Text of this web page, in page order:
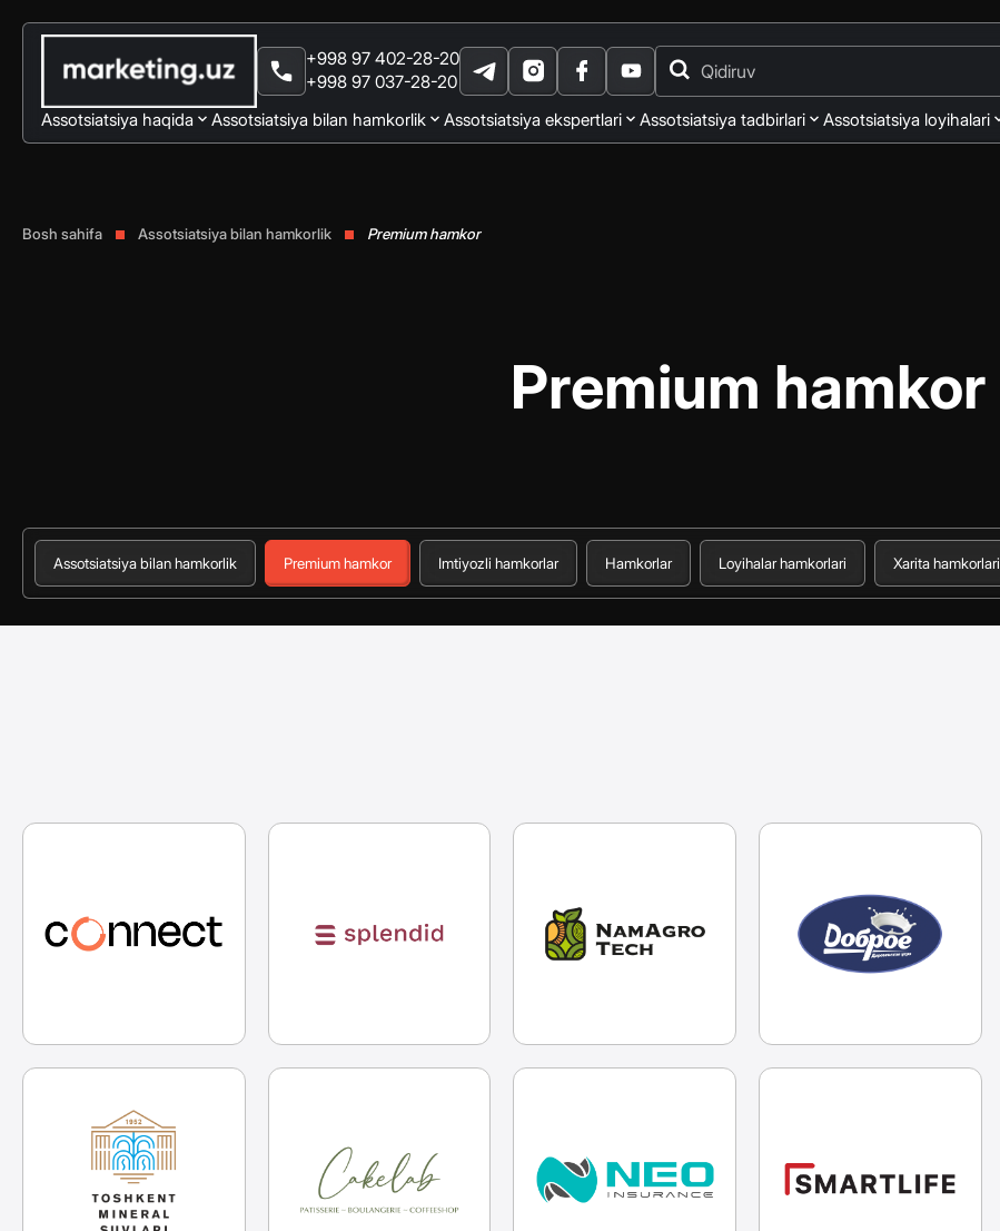
+998 97 402-28-20
+998 97 037-28-20
Assotsiatsiya haqida Assotsiatsiya bilan hamkorlik Assotsiatsiya ekspertlari Assotsiatsiya tadbirlari Assotsiatsiya loyihalari
Bosh sahifa Assotsiatsiya bilan hamkorlik Premium hamkor
Premium hamkor
Assotsiatsiya bilan hamkorlik Premium hamkor Imtiyozli hamkorlar Hamkorlar Loyihalar hamkorlari Xarita hamkorlari